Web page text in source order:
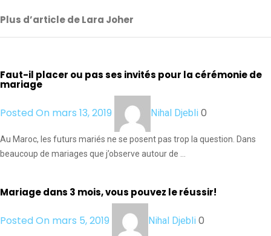
Plus d’article de Lara Joher
Faut-il placer ou pas ses invités pour la cérémonie de
mariage
Posted On mars 13, 2019 Nihal Djebli 0
Au Maroc, les futurs mariés ne se posent pas trop la question. Dans
beaucoup de mariages que j’observe autour de …
Mariage dans 3 mois, vous pouvez le réussir!
Posted On mars 5, 2019 Nihal Djebli 0